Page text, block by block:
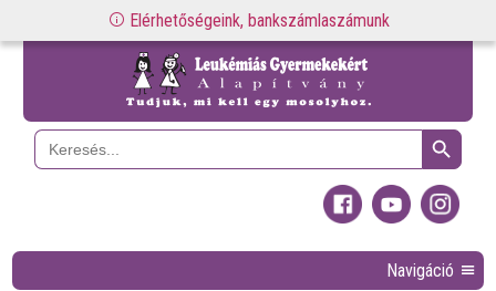
Elérhetőségeink, bankszámlaszámunk
Search
for:
Search Button
Navigáció